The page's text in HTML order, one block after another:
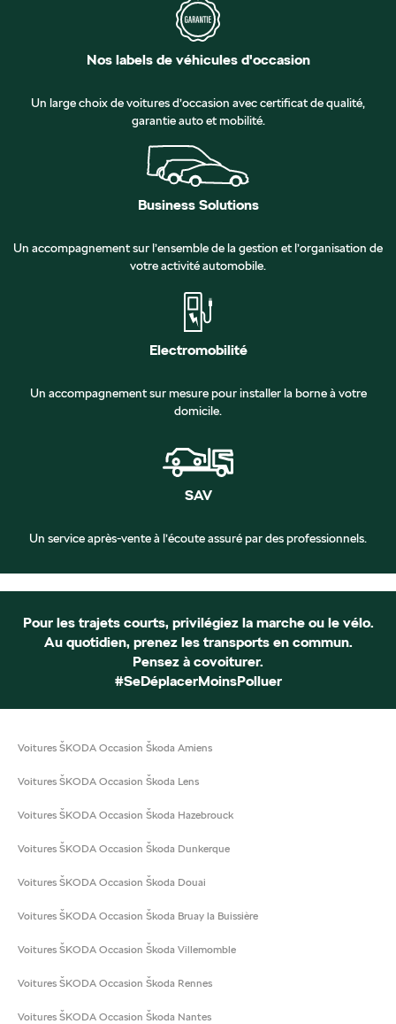
Nos labels de véhicules d'occasion
Un large choix de voitures d’occasion avec certificat de qualité,
garantie auto et mobilité.
Business Solutions
Un accompagnement sur l’ensemble de la gestion et l’organisation de
votre activité automobile.
Electromobilité
Un accompagnement sur mesure pour installer la borne à votre
domicile.
SAV
Un service après-vente à l’écoute assuré par des professionnels.
Pour les trajets courts, privilégiez la marche ou le vélo.
Au quotidien, prenez les transports en commun.
Pensez à covoiturer.
#SeDéplacerMoinsPolluer
Voitures ŠKODA Occasion Škoda Amiens
Voitures ŠKODA Occasion Škoda Lens
Voitures ŠKODA Occasion Škoda Hazebrouck
Voitures ŠKODA Occasion Škoda Dunkerque
Voitures ŠKODA Occasion Škoda Douai
Voitures ŠKODA Occasion Škoda Bruay la Buissière
Voitures ŠKODA Occasion Škoda Villemomble
Voitures ŠKODA Occasion Škoda Rennes
Voitures ŠKODA Occasion Škoda Nantes